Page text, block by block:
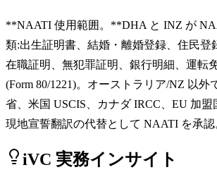
**NAATI 使用範囲。**DHA と INZ が
類:出生証明書、結婚・離婚登録、住民登
在職証明、無犯罪証明、銀行明細、運転
(Form 80/1221)。オーストラリア/NZ 以外
省、米国 USCIS、カナダ IRCC、EU 加
現地宣誓翻訳の代替として NAATI を承認
iVC 実務インサイト